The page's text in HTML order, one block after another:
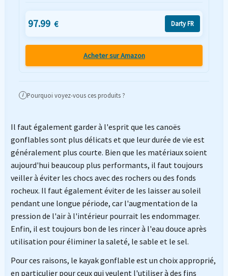
97.99 € Darty FR
Acheter sur Amazon
i Pourquoi voyez-vous ces produits ?
Il faut également garder à l'esprit que les canoës
gonflables sont plus délicats et que leur durée de vie est
généralement plus courte. Bien que les matériaux soient
aujourd'hui beaucoup plus performants, il faut toujours
veiller à éviter les chocs avec des rochers ou des fonds
rocheux. Il faut également éviter de les laisser au soleil
pendant une longue période, car l'augmentation de la
pression de l'air à l'intérieur pourrait les endommager.
Enfin, il est toujours bon de les rincer à l'eau douce après
utilisation pour éliminer la saleté, le sable et le sel.
Pour ces raisons, le kayak gonflable est un choix approprié,
en particulier pour ceux qui veulent l'utiliser à des fins